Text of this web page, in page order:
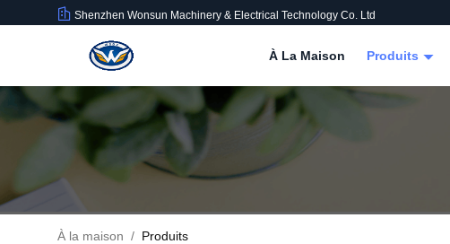
Shenzhen Wonsun Machinery & Electrical Technology Co. Ltd
À La Maison Produits
À la maison / Produits